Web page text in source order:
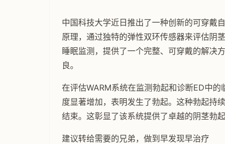
中国科技大学近日推出了一种创新的可穿戴
原理，通过独特的弹性双环传感器来评估阴
睡眠监测，提供了一个完整、可穿戴的解决
良。
在评估WARM系统在监测勃起和诊断ED中
度显著增加，表明发生了勃起。这种勃起持
结束。这彰显了该系统提供了卓越的阴茎勃起
建议转给需要的兄弟，做到早发现早治疗